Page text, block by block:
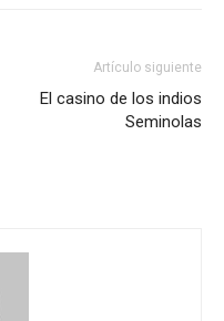
Artículo siguiente
El casino de los indios
Seminolas